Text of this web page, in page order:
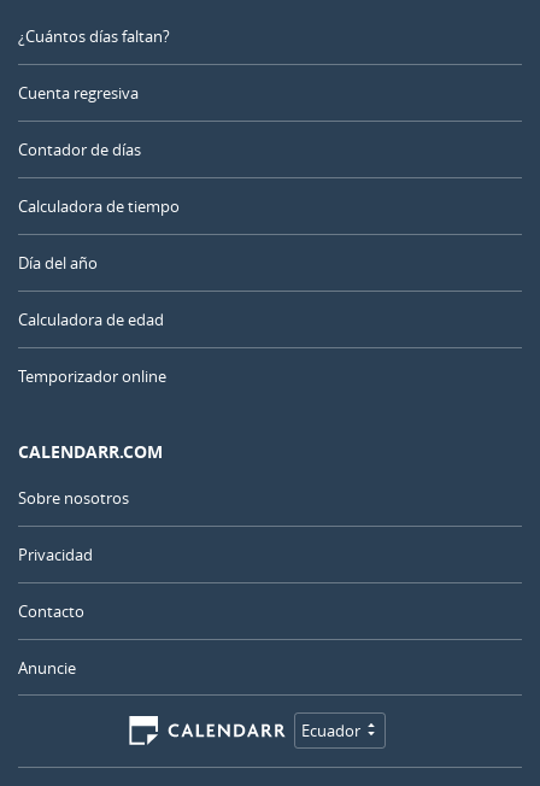
¿Cuántos días faltan?
Cuenta regresiva
Contador de días
Calculadora de tiempo
Día del año
Calculadora de edad
Temporizador online
CALENDARR.COM
Sobre nosotros
Privacidad
Contacto
Anuncie
Ecuador